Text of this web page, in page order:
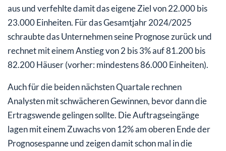
aus und verfehlte damit das eigene Ziel von 22.000 bis
23.000 Einheiten. Für das Gesamtjahr 2024/2025
schraubte das Unternehmen seine Prognose zurück und
rechnet mit einem Anstieg von 2 bis 3% auf 81.200 bis
82.200 Häuser (vorher: mindestens 86.000 Einheiten).
Auch für die beiden nächsten Quartale rechnen
Analysten mit schwächeren Gewinnen, bevor dann die
Ertragswende gelingen sollte. Die Auftragseingänge
lagen mit einem Zuwachs von 12% am oberen Ende der
Prognosespanne und zeigen damit schon mal in die